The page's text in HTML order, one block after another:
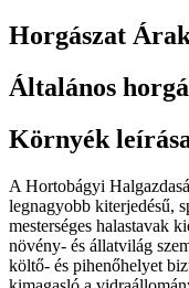
Horgászat
Általános
Környék
A Hortobágyi
legnagyobb kiterjedésű,
mesterséges halastavak
növény- és állatvilág
költő- és pihenőhelyet